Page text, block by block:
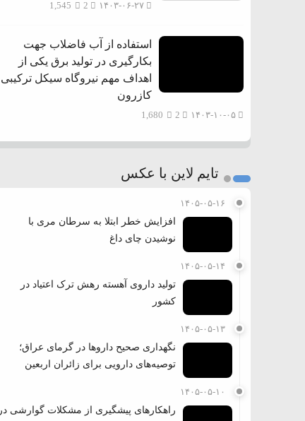
۱۴۰۳-۰۶-۲۷ 1,545
استفاده از آب فاضلاب جهت
بکارگیری در تولید برق یکی از
اهداف مهم نیروگاه سیکل ترکیبی
کازرون
۱۴۰۳-۱۰-۰۵ 1,680
تایم لاین با عکس
۱۴۰۵-۰۵-۱۶
افزایش خطر ابتلا به سرطان مری با
نوشیدن چای داغ
۱۴۰۵-۰۵-۱۴
تولید داروی آهسته رهش ترک اعتیاد در
کشور
۱۴۰۵-۰۵-۱۳
نگهداری صحیح داروها در گرمای عراق؛
توصیه‌های دارویی برای زائران اربعین
۱۴۰۵-۰۵-۱۰
راهکارهای پیشگیری از مشکلات گوارشی در